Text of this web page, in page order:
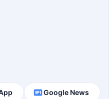
Google News